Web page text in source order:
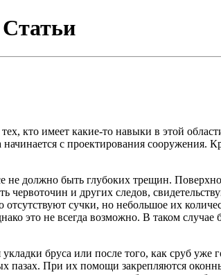
кто имеет какие-то навыки в этой
с проектирования сооружения.
должно быть глубоких трещин.
и других следов,
сучки, но небольшое их
это не всегда возможно. В таком случае
бруса или после того, как сруб уже
пазах. При их помощи закрепляются